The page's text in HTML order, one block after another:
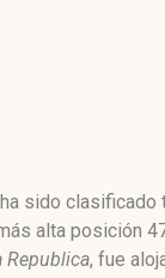
sido clasificado
alta posición
Republica, fue